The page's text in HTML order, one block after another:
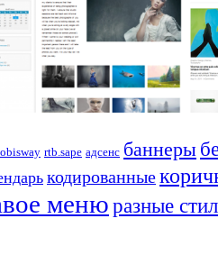
rtb.sape адсенс баннеры
кодированные
меню разные